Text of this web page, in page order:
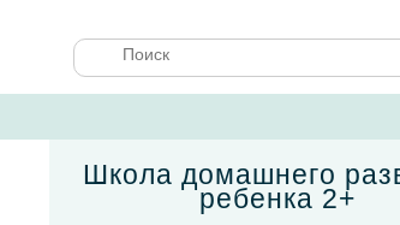
Школа домашнего
ребенка 2+